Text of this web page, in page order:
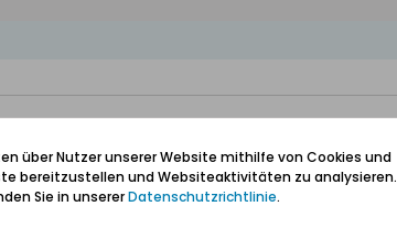
über Nutzer unserer Website mithilfe von Cookies und
bereitzustellen und Websiteaktivitäten zu analysieren.
Sie in unsererDatenschutzrichtlinie.